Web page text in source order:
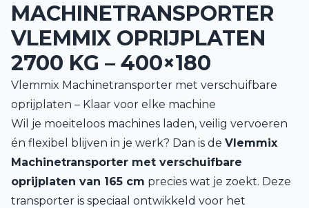
MACHINETRANSPORTER
VLEMMIX OPRIJPLATEN
2700 KG – 400×180
Vlemmix Machinetransporter met verschuifbare
oprijplaten – Klaar voor elke machine
Wil je moeiteloos machines laden, veilig vervoeren
én flexibel blijven in je werk? Dan is de Vlemmix
Machinetransporter met verschuifbare
oprijplaten van 165 cm precies wat je zoekt. Deze
transporter is speciaal ontwikkeld voor het